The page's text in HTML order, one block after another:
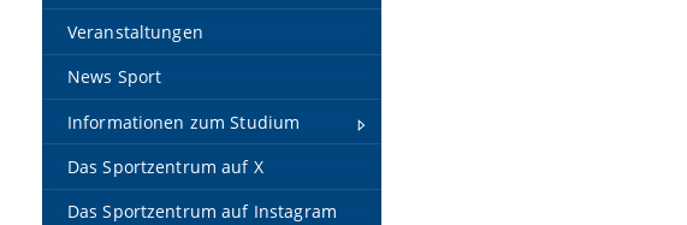
Veranstaltungen
News Sport
Informationen zum Studium
Das Sportzentrum auf X
Das Sportzentrum auf Instagram